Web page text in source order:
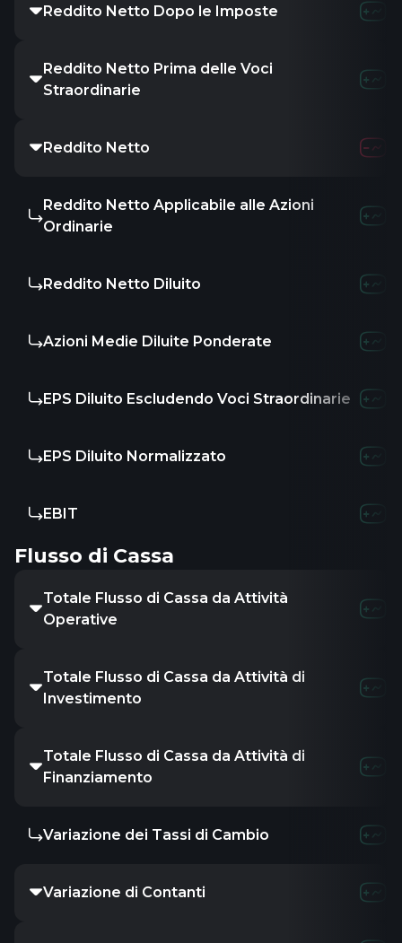
Reddito Netto Dopo le Imposte
Reddito Netto Prima delle Voci
Straordinarie
Reddito Netto
Reddito Netto Applicabile alle Azioni
Ordinarie
Reddito Netto Diluito
Azioni Medie Diluite Ponderate
EPS Diluito Escludendo Voci Straordinarie
EPS Diluito Normalizzato
EBIT
Flusso di Cassa
Totale Flusso di Cassa da Attività
Operative
Totale Flusso di Cassa da Attività di
Investimento
Totale Flusso di Cassa da Attività di
Finanziamento
Variazione dei Tassi di Cambio
Variazione di Contanti